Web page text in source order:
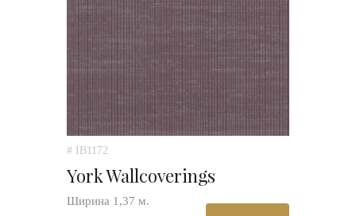
# IB1172
York Wallcoverings
Ширина 1,37 м.